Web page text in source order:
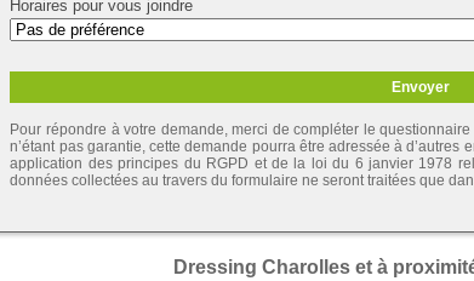
Horaires pour vous joindre
Pour répondre à votre demande, merci de compléter le
n’étant pas garantie, cette demande pourra être adressée à
application des principes du RGPD et de la loi du 6 janvier 1978
données collectées au travers du formulaire ne seront traitées que
Dressing Charolles et à